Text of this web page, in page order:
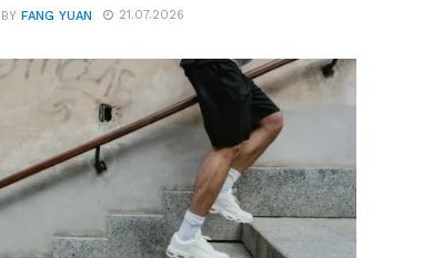
BYFANG YUAN 21.07.2026